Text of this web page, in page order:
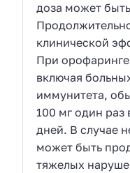
доза может
клинической
При
включая
иммунитета,
100 мг один раз
дней. В случае
может быть
тяжелых